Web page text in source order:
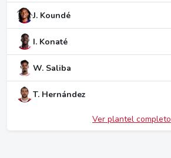
J. Koundé
I. Konaté
W. Saliba
T. Hernández
Ver plantel completo